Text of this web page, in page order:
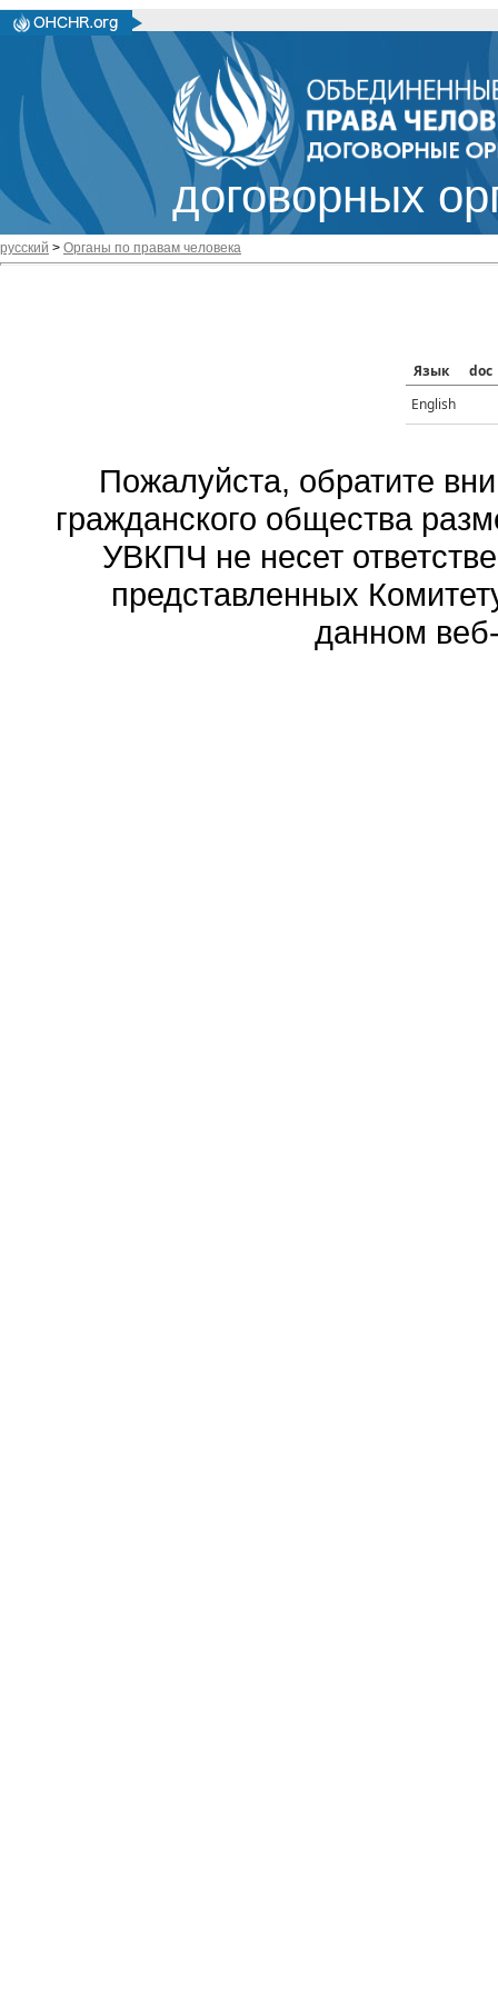
договорных
русский > Органы по правам человека
Язык
doc
English
Пожалуйста, обратите
гражданского общества
УВКПЧ не несет
представленных
данном